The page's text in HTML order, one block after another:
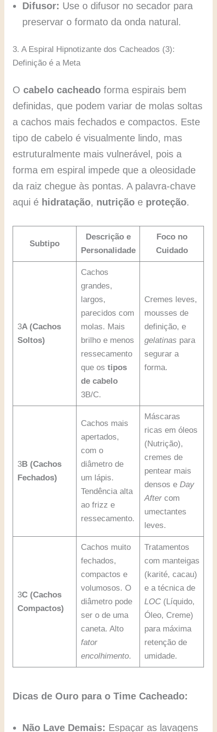
Difusor: Use o difusor no secador para
preservar o formato da onda natural.
3. A Espiral Hipnotizante dos Cacheados (3):
Definição é a Meta
Ocabelo cacheado forma espirais bem
definidas, que podem variar de molas soltas
a cachos mais fechados e compactos. Este
tipo de cabelo é visualmente lindo, mas
estruturalmente mais vulnerável, pois a
forma em espiral impede que a oleosidade
da raiz chegue às pontas. A palavra-chave
aqui é hidratação, nutrição e proteção.
Subtipo
Descrição e
Personalidade
Foco no
Cuidado
3A (Cachos
Soltos)
Cachos
grandes,
largos,
parecidos com
molas. Mais
brilho e menos
ressecamento
que os tipos
de cabelo
3B/C.
Cremes leves,
mousses de
definição, e
gelatinas para
segurar a
forma.
3B (Cachos
Fechados)
Cachos mais
apertados,
com o
diâmetro de
um lápis.
Tendência alta
ao frizz e
ressecamento.
Máscaras
ricas em óleos
(Nutrição),
cremes de
pentear mais
densos e Day
Aftercom
umectantes
leves.
3C (Cachos
Compactos)
Cachos muito
fechados,
compactos e
volumosos. O
diâmetro pode
ser o de uma
caneta. Alto
fator
encolhimento.
Tratamentos
com manteigas
(karité, cacau)
e a técnica de
LOC(Líquido,
Óleo, Creme)
para máxima
retenção de
umidade.
Dicas de Ouro para o Time Cacheado:
Não Lave Demais: Espaçar as lavagens